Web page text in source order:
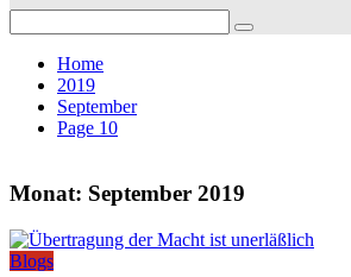
for:
Home
2019
September
Page 10
Monat: September 2019
Blogs